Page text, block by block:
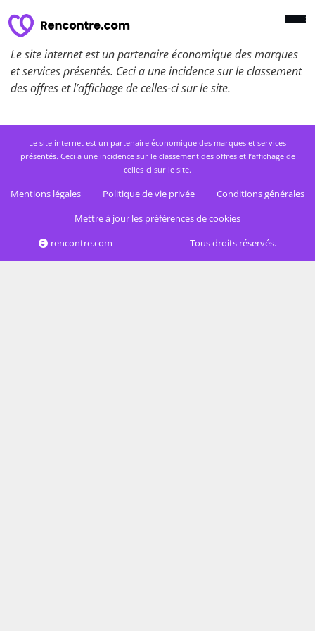
Le site internet est un partenaire économique des marques
et services présentés. Ceci a une incidence sur le classement
des offres et l’affichage de celles-ci sur le site.
Le site internet est un partenaire économique des marques et services
présentés. Ceci a une incidence sur le classement des offres et l’affichage de
celles-ci sur le site.
Mentions légales Politique de vie privée
Conditions générales
Mettre à jour les préférences de cookies
rencontre.com
Tous droits réservés.